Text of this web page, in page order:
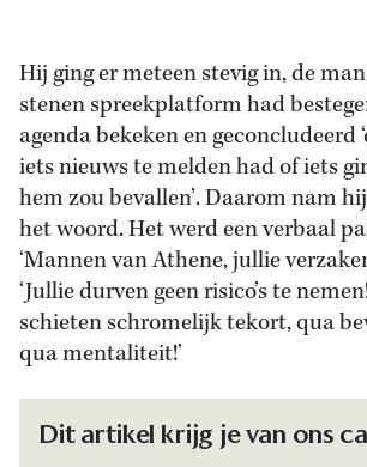
Hij ging er meteen stevig in, de
stenen spreekplatform had
agenda bekeken en geconcludeerd
iets nieuws te melden had of iets
hem zou bevallen’. Daarom nam
het woord. Het werd een verbaal
‘Mannen van Athene, jullie
‘Jullie durven geen risico’s te
schieten schromelijk tekort, qua
qua mentaliteit!’
Dit artikel krijg je van ons